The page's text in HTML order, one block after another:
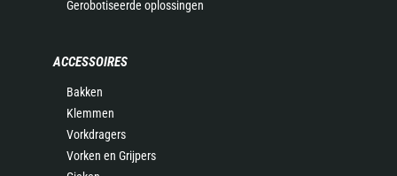
Gerobotiseerde oplossingen
ACCESSOIRES
Bakken
Klemmen
Vorkdragers
Vorken en Grijpers